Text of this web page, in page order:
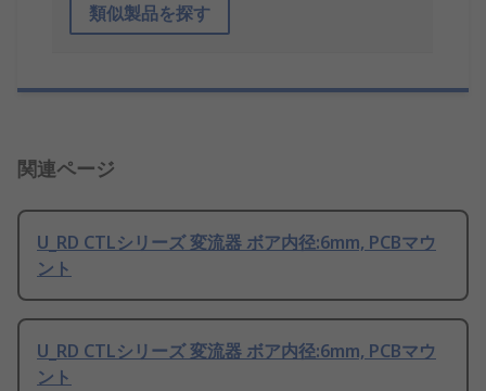
類似製品を探す
関連ページ
U_RD CTLシリーズ 変流器 ボア内径:6mm, PCBマウ
ント
U_RD CTLシリーズ 変流器 ボア内径:6mm, PCBマウ
ント